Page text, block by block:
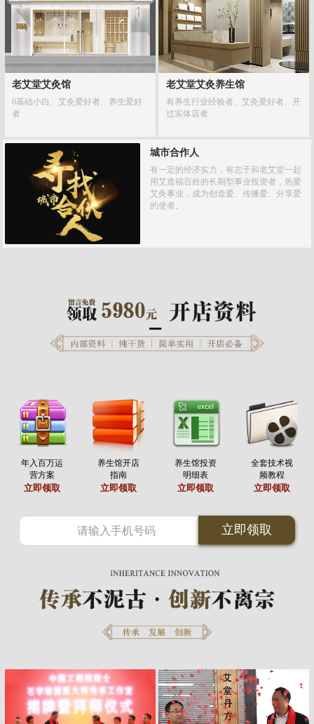
老艾堂艾灸馆
0基础小白、艾灸爱好者、养生爱好
者
老艾堂艾灸养生馆
有养生行业经验者、艾灸爱好者、开
过实体店者
城市合作人
有一定的经济实力，有志于和老艾堂一起
用艾造福百姓的长期型事业投资者，热爱
艾灸事业，成为创造爱、传播爱、分享爱
的使者。
年入百万运
营方案
立即领取
养生馆开店
指南
立即领取
养生馆投资
明细表
立即领取
全套技术视
频教程
立即领取